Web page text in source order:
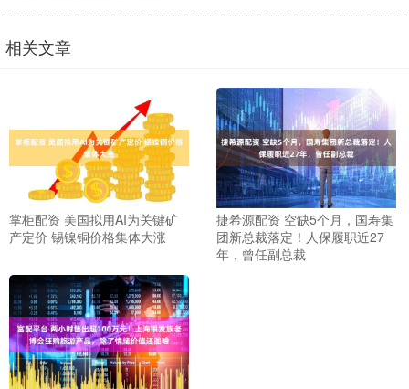
相关文章
掌柜配资 美国拟用AI为关键矿
产定价 锡镍铜价格集体大涨
捷希源配资 空缺5个月，国寿集
团新总裁落定！人保履职近27
年，曾任副总裁